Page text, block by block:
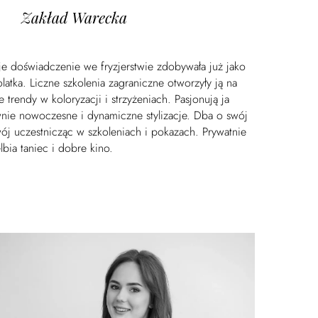
Zakład Warecka
doświadczenie we fryzjerstwie zdobywała już jako
Liczne szkolenia zagraniczne otworzyły ją na
trendy w koloryzacji i strzyżeniach. Pasjonują ja
nowoczesne i dynamiczne stylizacje. Dba o swój
uczestnicząc w szkoleniach i pokazach. Prywatnie
taniec i dobre kino.